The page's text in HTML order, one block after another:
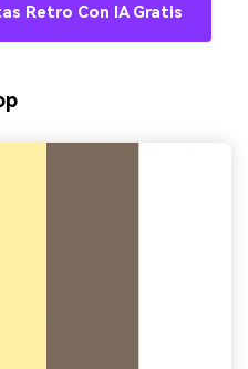
Retro Con IA Gratis